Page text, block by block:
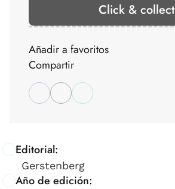
Editorial:
Gerstenberg
Año de edición:
Click & collect
Añadir a favoritos
Compartir